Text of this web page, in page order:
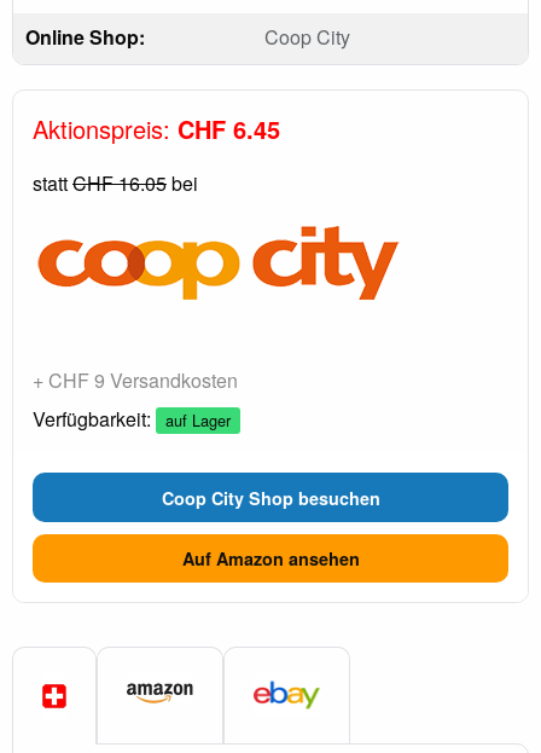
Online Shop:
Coop City
Aktionspreis: CHF 6.45
stattCHF 16.05bei
+ CHF 9 Versandkosten
Verfügbarkeit:
auf Lager
Coop City Shop besuchen
Auf Amazon ansehen